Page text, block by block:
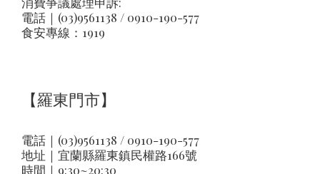
電話｜(03)9561138 / 0910-190-577
食安專線：1919
【羅東門市】
電話｜(03)9561138 / 0910-190-577
地址｜ 宜蘭縣羅東鎮民權路166號
時間｜9:30~20:30